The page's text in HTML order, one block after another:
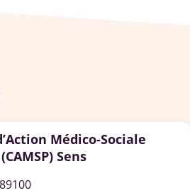
Médico-Sociale
Sens